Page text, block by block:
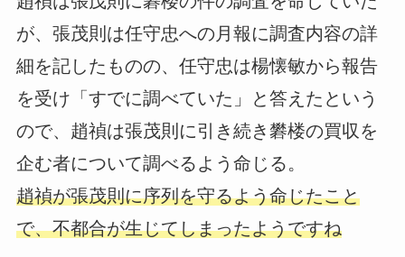
が、張茂則は任守忠への月報に調査内容の詳
細を記したものの、任守忠は楊懐敏から報告
を受け「すでに調べていた」と答えたという
ので、趙禎は張茂則に引き続き礬楼の買収を
企む者について調べるよう命じる。
趙禎が張茂則に序列を守るよう命じたこと
で、不都合が生じてしまったようですね